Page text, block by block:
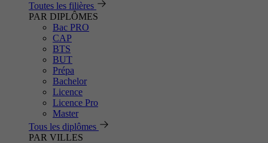
Toutes les filières
PAR DIPLÔMES
Bac PRO
CAP
BTS
BUT
Prépa
Bachelor
Licence
Licence Pro
Master
Tous les diplômes
PAR VILLES